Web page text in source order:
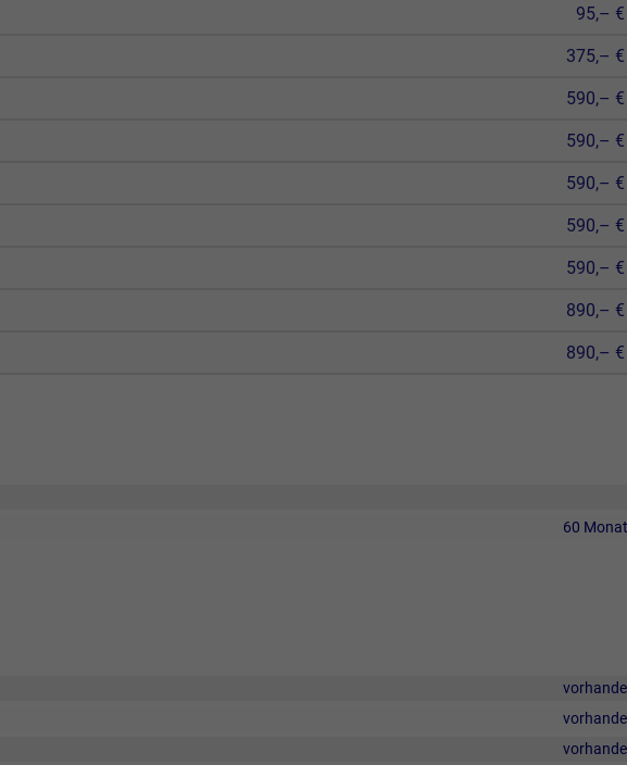
95,– €
375,– €
590,– €
590,– €
590,– €
590,– €
590,– €
890,– €
890,– €
60